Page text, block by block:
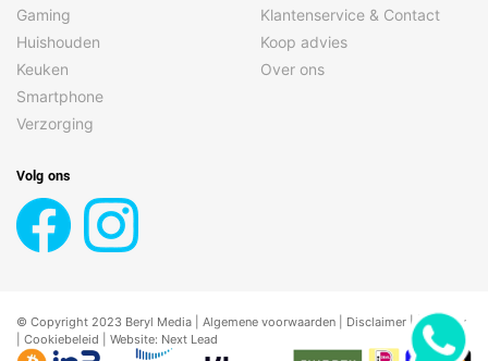
Gaming
Huishouden
Keuken
Smartphone
Verzorging
Klantenservice & Contact
Koop advies
Over ons
Volg ons
© Copyright 2023 Beryl Media | Algemene voorwaarden Disclaimer | |Privacy
Cookiebeleid | Website: Next Lead